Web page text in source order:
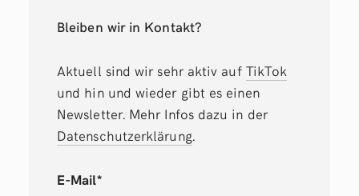
Bleiben wir in Kontakt?
Aktuell sind wir sehr aktiv auf TikTok
und hin und wieder gibt es einen
Newsletter. Mehr Infos dazu in der
Datenschutzerklärung.
E-Mail*